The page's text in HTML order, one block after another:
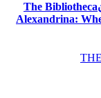
The Bibliotheca
Alexandrina: